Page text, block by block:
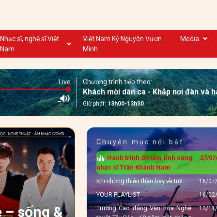
Nhạc sĩ, nghệ sĩ Việt
Nam
Nghệ sĩ biểu diễn VN
Nhạc sĩ VN
Nhạc sĩ, nghệ sĩ VOV
Việt Nam Kỷ Nguyên Vươn
Mình
Media
Dân ca
Nhạc mới
Nước ngoài
Live Chương trình tiếp theo:
Khách mời dân ca - Khắp nơi đàn và
Giờ phát:13h00-13h30
– sống &
Tre Band –
Và Màn Debut
Chuyên mục nổi bật
Hành trình đỏ tâm linh cùng
nhạc sĩ Trần Khánh Nam
27/
Khi những thiên thần bay về trời… 16/
YOUR PLAYLIST 16/
Trường Cao đẳng Văn hóa Nghệ
13/